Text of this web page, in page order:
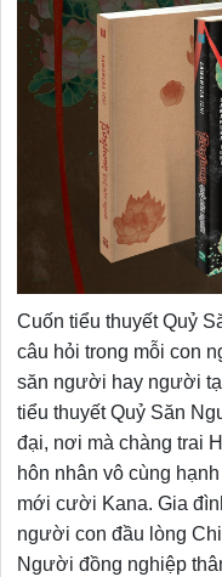
Cuốn tiểu thuyết Quỷ
câu hỏi trong mỗi con
săn người hay người
tiểu thuyết Quỷ Săn
đại, nơi mà chàng trai
hôn nhân vô cùng
mới cười Kana. Gia
người con đầu lòng
Người đồng nghiệp